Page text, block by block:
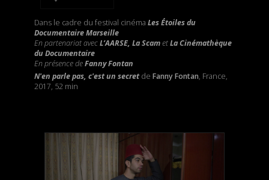
Dans le cadre du festival cinéma Les Étoiles du
Documentaire Marseille
En partenariat avecL’AARSE, La ScametLa Cinémathèque
du Documentaire
En présence deFanny Fontan
N'en parle pas, c'est un secretde Fanny Fontan, France,
2017, 52 min